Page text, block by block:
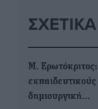
ΣΧΕΤΙΚΆ
Μ.
δημιουργική…